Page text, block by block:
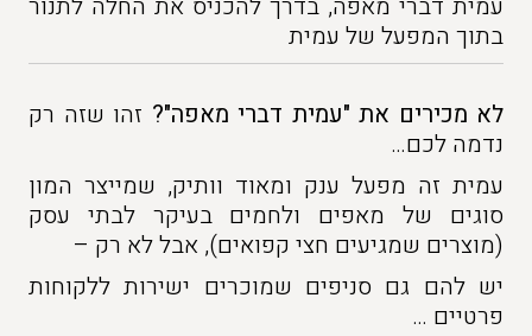
עמית דברי מאפה, בדרך להכניס את החלה לתנור
בתוך המפעל של עמית
לא מכירים את "עמית דברי מאפה"? זהו שזה רק
נדמה לכם…
עמית זה מפעל ענק ומאוד וותיק, שמייצר המון
סוגים של מאפים ולחמים בעיקר לבתי עסק
(מוצרים שמגיעים חצי קפואים), אבל לא רק –
יש להם גם סניפים שמוכרים ישירות ללקוחות
פרטיים …